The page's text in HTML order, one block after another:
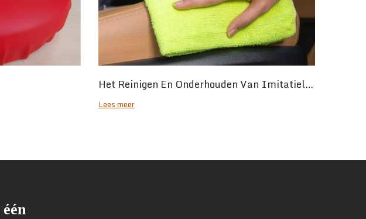
Het Reinigen En Onderhouden Van Imitatieleer
Lees meer